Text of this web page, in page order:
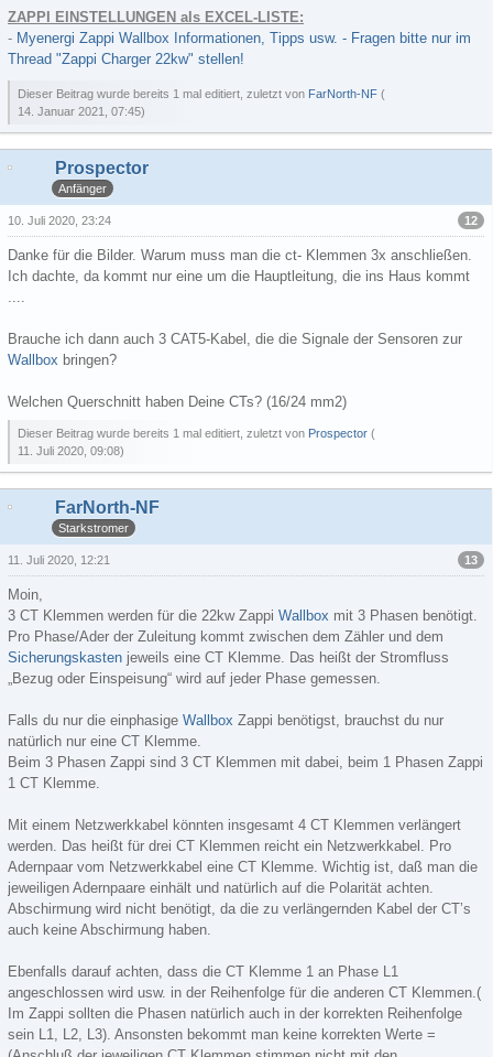
ZAPPI EINSTELLUNGEN als EXCEL-LISTE:
- Myenergi Zappi Wallbox Informationen, Tipps usw. - Fragen bitte nur im
Thread "Zappi Charger 22kw" stellen!
Dieser Beitrag wurde bereits 1 mal editiert, zuletzt von FarNorth-NF (
14. Januar 2021, 07:45)
Prospector
Anfänger
12
10. Juli 2020, 23:24
Danke für die Bilder. Warum muss man die ct- Klemmen 3x anschließen.
Ich dachte, da kommt nur eine um die Hauptleitung, die ins Haus kommt
....
Brauche ich dann auch 3 CAT5-Kabel, die die Signale der Sensoren zur
Wallbox bringen?
Welchen Querschnitt haben Deine CTs? (16/24 mm2)
Dieser Beitrag wurde bereits 1 mal editiert, zuletzt von Prospector (
11. Juli 2020, 09:08)
FarNorth-NF
Starkstromer
13
11. Juli 2020, 12:21
Moin,
3 CT Klemmen werden für die 22kw Zappi Wallbox mit 3 Phasen benötigt.
Pro Phase/Ader der Zuleitung kommt zwischen dem Zähler und dem
Sicherungskasten jeweils eine CT Klemme. Das heißt der Stromfluss
„Bezug oder Einspeisung“ wird auf jeder Phase gemessen.
Falls du nur die einphasige Wallbox Zappi benötigst, brauchst du nur
natürlich nur eine CT Klemme.
Beim 3 Phasen Zappi sind 3 CT Klemmen mit dabei, beim 1 Phasen Zappi
1 CT Klemme.
Mit einem Netzwerkkabel könnten insgesamt 4 CT Klemmen verlängert
werden. Das heißt für drei CT Klemmen reicht ein Netzwerkkabel. Pro
Adernpaar vom Netzwerkkabel eine CT Klemme. Wichtig ist, daß man die
jeweiligen Adernpaare einhält und natürlich auf die Polarität achten.
Abschirmung wird nicht benötigt, da die zu verlängernden Kabel der CT’s
auch keine Abschirmung haben.
Ebenfalls darauf achten, dass die CT Klemme 1 an Phase L1
angeschlossen wird usw. in der Reihenfolge für die anderen CT Klemmen.(
Im Zappi sollten die Phasen natürlich auch in der korrekten Reihenfolge
sein L1, L2, L3). Ansonsten bekommt man keine korrekten Werte =